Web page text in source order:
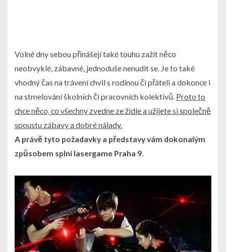
Volné dny sebou přinášejí také touhu zažít něco
neobvyklé, zábavné, jednoduše nenudit se. Je to také
vhodný čas na trávení chvil s rodinou či přáteli a dokonce i
na stmelování školních či pracovních kolektivů. Proto to
chce něco, co všechny zvedne ze židle a užijete si společně
spoustu zábavy a dobré nálady.
A právě tyto požadavky a představy vám dokonalým
způsobem splnílasergame Praha 9